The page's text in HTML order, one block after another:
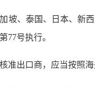
、泰国、日本、新西
77号执行。
出口商，应当按照海